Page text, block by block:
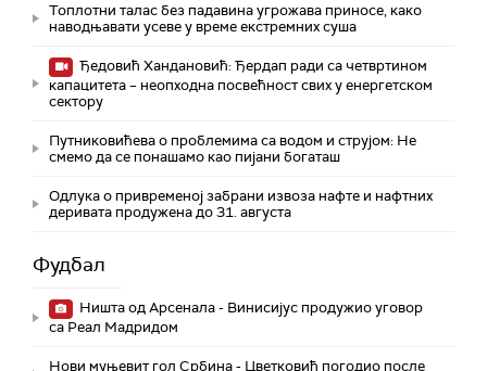
Топлотни талас без падавина угрожава приносе, како
наводњавати усеве у време екстремних суша
Ђедовић Хандановић: Ђердап ради са четвртином
капацитета – неопходна посвећност свих у енергетском
сектору
Путниковићева о проблемима са водом и струјом: Не
смемо да се понашамо као пијани богаташ
Одлука о привременој забрани извоза нафте и нафтних
деривата продужена до 31. августа
Фудбал
Ништа од Арсенала - Винисијус продужио уговор
са Реал Мадридом
Нови муњевит гол Србина - Цветковић погодио после